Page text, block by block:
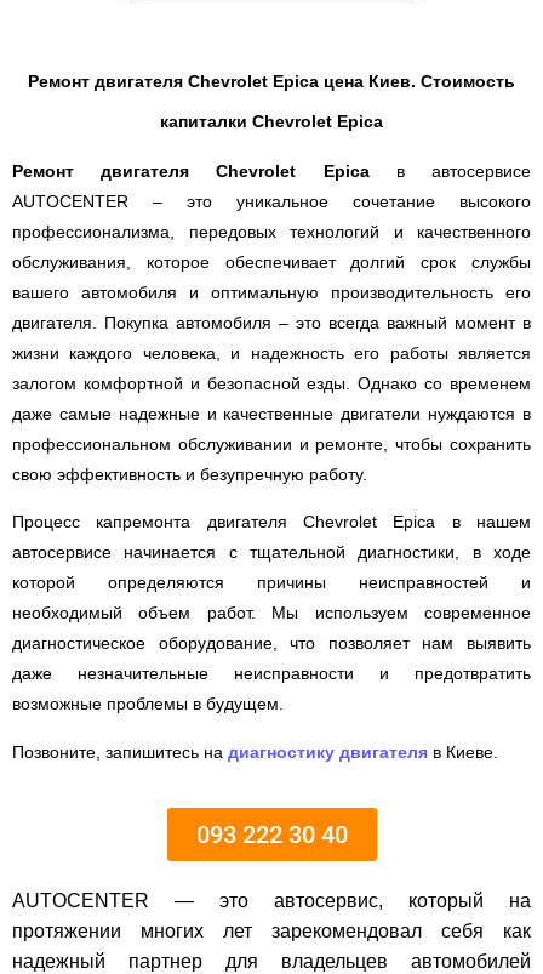
Ремонт двигателя Chevrolet Epica цена Киев. Стоимость
капиталки Chevrolet Epica
Ремонт двигателя Chevrolet Epicaв автосервисе
AUTOCENTER – это уникальное сочетание высокого
профессионализма, передовых технологий и качественного
обслуживания, которое обеспечивает долгий срок службы
вашего автомобиля и оптимальную производительность его
двигателя. Покупка автомобиля – это всегда важный момент в
жизни каждого человека, и надежность его работы является
залогом комфортной и безопасной езды. Однако со временем
даже самые надежные и качественные двигатели нуждаются в
профессиональном обслуживании и ремонте, чтобы сохранить
свою эффективность и безупречную работу.
Процесс капремонта двигателя Chevrolet Epica в нашем
автосервисе начинается с тщательной диагностики, в ходе
которой определяются причины неисправностей и
необходимый объем работ. Мы используем современное
диагностическое оборудование, что позволяет нам выявить
даже незначительные неисправности и предотвратить
возможные проблемы в будущем.
Позвоните, запишитесь на диагностику двигателя в Киеве.
093 222 30 40
AUTOCENTER — это автосервис, который на
протяжении многих лет зарекомендовал себя как
надежный партнер для владельцев автомобилей